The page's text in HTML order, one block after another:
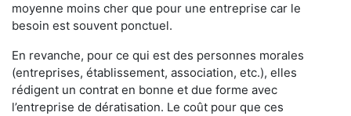
moyenne moins cher que pour une entreprise car le
besoin est souvent ponctuel.
En revanche, pour ce qui est des personnes morales
(entreprises, établissement, association, etc.), elles
rédigent un contrat en bonne et due forme avec
l’entreprise de dératisation. Le coût pour que ces